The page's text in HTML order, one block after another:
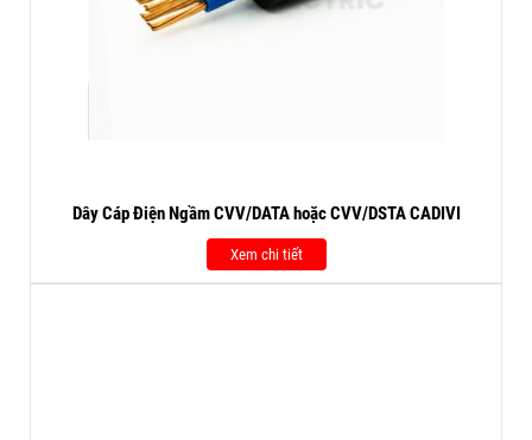
Dây Cáp Điện Ngầm CVV/DATA hoặc CVV/DSTA CADIVI
Xem chi tiết